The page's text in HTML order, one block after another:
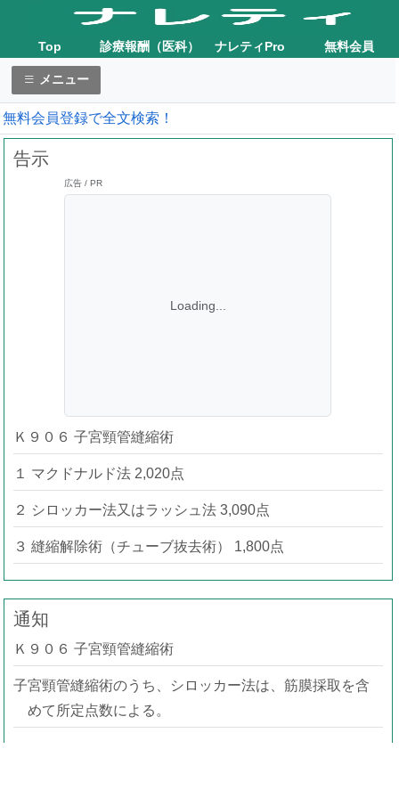
Top 診療報酬（医科） ナレティPro 無料会員
メニュー
無料会員登録で全文検索！
告示
広告 / PR
Loading...
Ｋ９０６ 子宮頸管縫縮術
１ マクドナルド法 2,020点
２ シロッカー法又はラッシュ法 3,090点
３ 縫縮解除術（チューブ抜去術） 1,800点
通知
Ｋ９０６ 子宮頸管縫縮術
子宮頸管縫縮術のうち、シロッカー法は、筋膜採取を含
めて所定点数による。